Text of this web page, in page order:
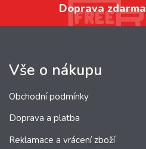
Doprava zdarma
Vše o nákupu
Obchodní podmínky
Doprava a platba
Reklamace a vrácení zboží